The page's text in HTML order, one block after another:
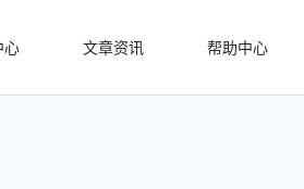
心 文章资讯 帮助中心